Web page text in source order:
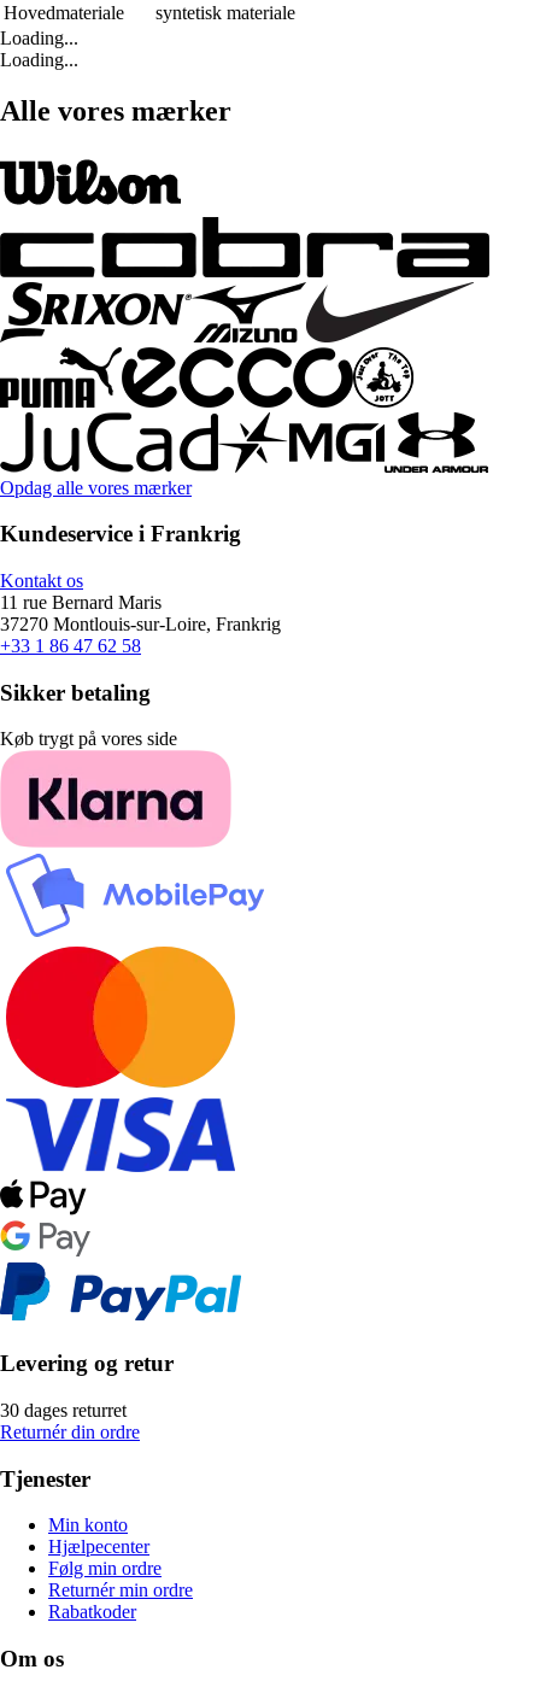
Hovedmateriale
syntetisk materiale
Loading...
Loading...
Alle vores mærker
Opdag alle vores mærker
Kundeservice i Frankrig
Kontakt os
11 rue Bernard Maris
37270 Montlouis-sur-Loire, Frankrig
+33 1 86 47 62 58
Sikker betaling
Køb trygt på vores side
Levering og retur
30 dages returret
Returnér din ordre
Tjenester
Min konto
Hjælpecenter
Følg min ordre
Returnér min ordre
Rabatkoder
Om os